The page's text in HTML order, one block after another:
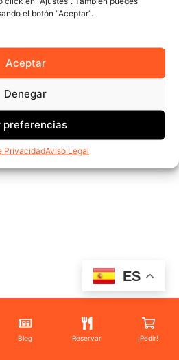
el botón “Aceptar”.
Aceptar
Denegar
preferencias
PrivacidadAviso Legal
Blog Reservar ¡Pedir!
ES